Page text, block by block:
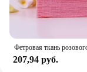
207,94 руб.